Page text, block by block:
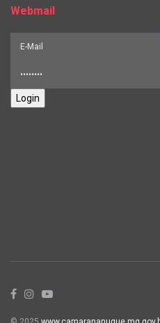
Webmail
Login